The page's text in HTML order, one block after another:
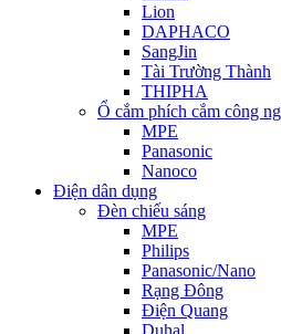
Lion
DAPHACO
SangJin
Tài Trường Thành
THIPHA
Ổ cắm phích cắm công
MPE
Panasonic
Nanoco
Điện dân dụng
Đèn chiếu sáng
MPE
Philips
Panasonic/Nano
Rạng Đông
Điện Quang
Duhal